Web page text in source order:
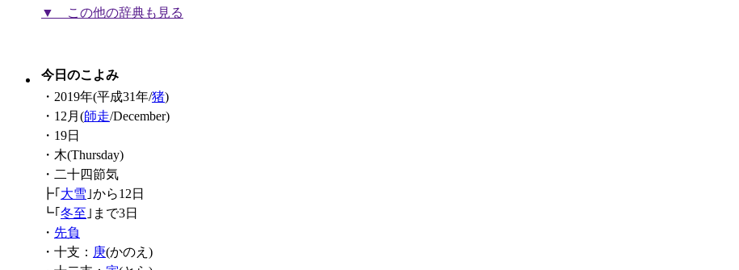
▼ この他の辞典も見る
今日のこよみ
・2019年(平成31年/猪)
・12月(師走/December)
・19日
・木(Thursday)
・二十四節気
┣｢ 大雪 ｣から12日
┗｢ 冬至 ｣まで3日
・ 先負
・十支： 庚(かのえ)